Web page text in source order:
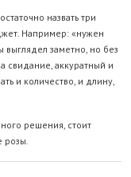
назвать три
Например: «нужен
выглядел заметно, но без
свидание, аккуратный и
и количество, и длину,
решения, стоит
розы.